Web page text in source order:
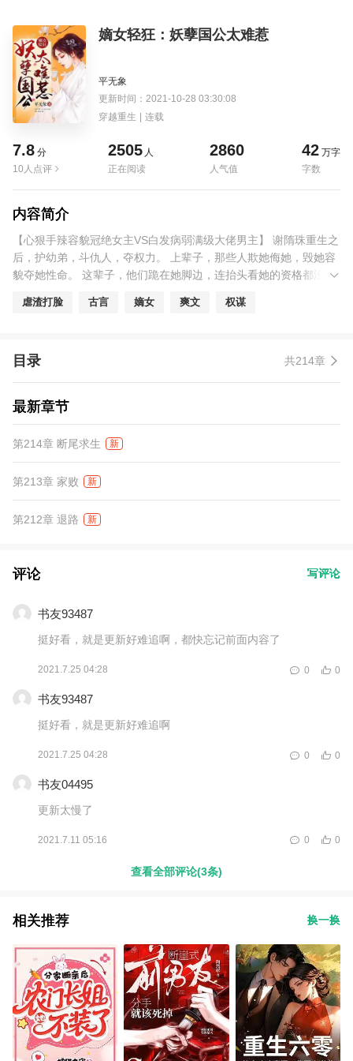
嫡女轻狂：妖孽国公太难惹
平无象
更新时间：2021-10-28 03:30:08
穿越重生 | 连载
7.8 分
10人点评
2505 人
正在阅读
2860
人气值
42 万字
字数
内容简介
【心狠手辣容貌冠绝女主VS白发病弱满级大佬男主】 谢隋珠重生之
后，护幼弟，斗仇人，夺权力。 上辈子，那些人欺她侮她，毁她容
貌夺她性命。 这辈子，他们跪在她脚边，连抬头看她的资格都没
唤她：“娇娇……” 清河郡公虞定，不足三十而称公，掌尽世间权，
味、腐朽味，都不及她掌中鲜血的温热…… 一朝尘尽光生，她是他
虐渣打脸 古言 嫡女 爽文 权谋
目录 共214章
最新章节
第214章 断尾求生 新
第213章 家败 新
第212章 退路 新
评论 写评论
书友93487
挺好看，就是更新好难追啊，都快忘记前面内容了
2021.7.25 04:28 0
0
书友93487
挺好看，就是更新好难追啊
2021.7.25 04:28 0
0
书友04495
更新太慢了
2021.7.11 05:16 0
0
查看全部评论(3条)
相关推荐 换一换